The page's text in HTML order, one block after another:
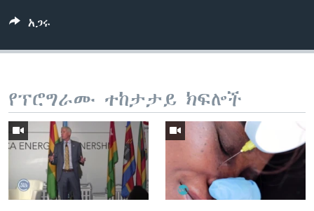
አጋሩ
የፕሮግራሙ ተከታታይ ክፍሎች